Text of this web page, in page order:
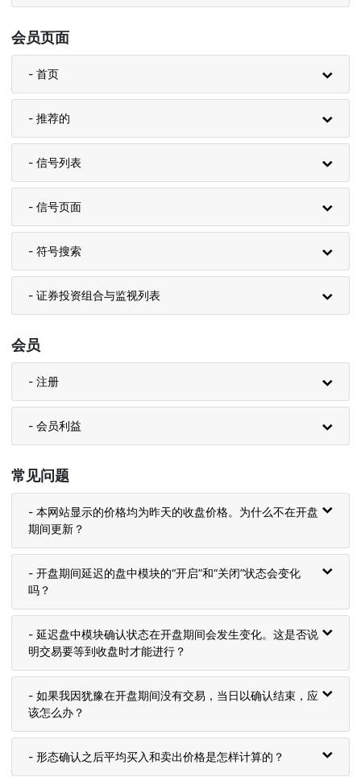
会员页面
- 首页
- 推荐的
- 信号列表
- 信号页面
- 符号搜索
- 证券投资组合与监视列表
会员
- 注册
- 会员利益
常见问题
- 本网站显示的价格均为昨天的收盘价格。为什么不在开盘
期间更新？
- 开盘期间延迟的盘中模块的“开启”和“关闭”状态会变化
吗？
- 延迟盘中模块确认状态在开盘期间会发生变化。这是否说
明交易要等到收盘时才能进行？
- 如果我因犹豫在开盘期间没有交易，当日以确认结束，应
该怎么办？
- 形态确认之后平均买入和卖出价格是怎样计算的？